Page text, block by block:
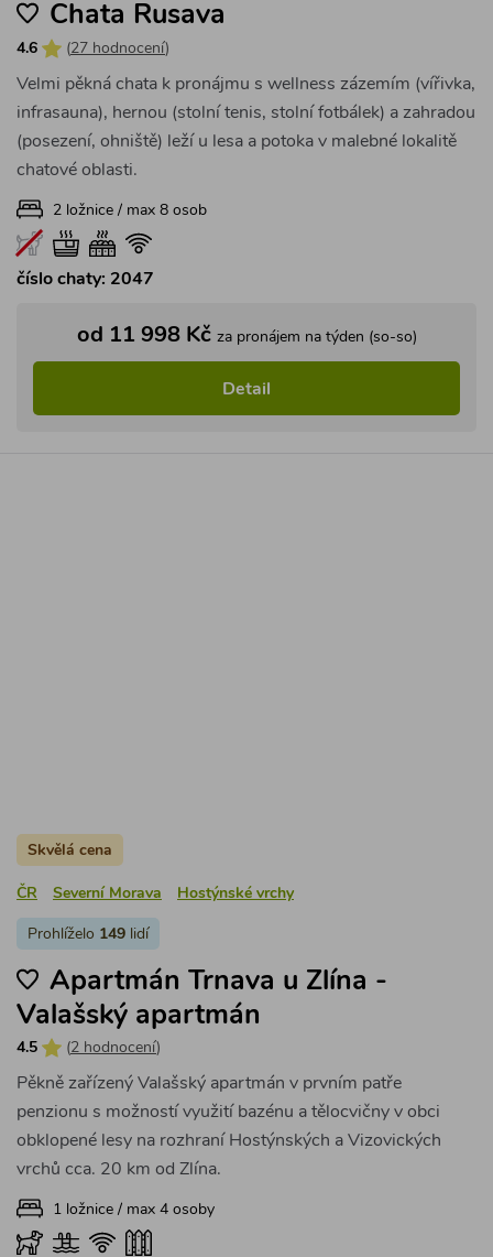
Chata Rusava
4.6 (27 hodnocení)
Velmi pěkná chata k pronájmu s wellness zázemím (vířivka,
infrasauna), hernou (stolní tenis, stolní fotbálek) a zahradou
(posezení, ohniště) leží u lesa a potoka v malebné lokalitě
chatové oblasti.
2 ložnice / max 8 osob
číslo chaty: 2047
od 11 998 Kč za pronájem na týden (so-so)
Detail
Skvělá cena
ČR Severní Morava Hostýnské vrchy
Prohlíželo 149 lidí
Apartmán Trnava u Zlína -
Valašský apartmán
4.5 (2 hodnocení)
Pěkně zařízený Valašský apartmán v prvním patře
penzionu s možností využití bazénu a tělocvičny v obci
obklopené lesy na rozhraní Hostýnských a Vizovických
vrchů cca. 20 km od Zlína.
1 ložnice / max 4 osoby